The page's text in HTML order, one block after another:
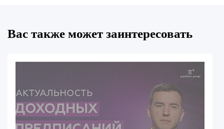
Вас также может заинтересовать